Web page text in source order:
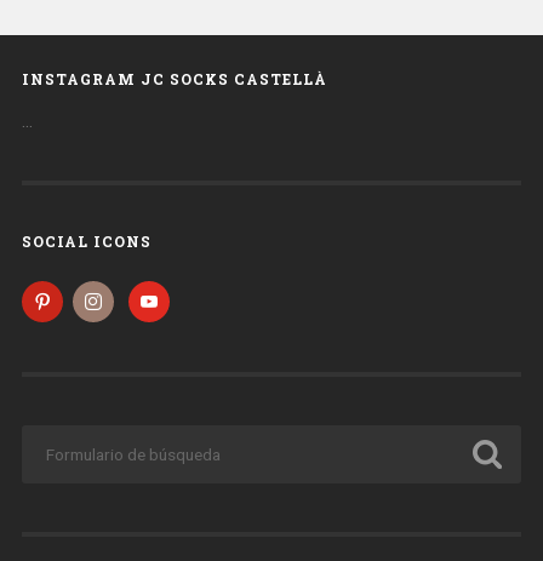
INSTAGRAM JC SOCKS CASTELLÀ
…
SOCIAL ICONS